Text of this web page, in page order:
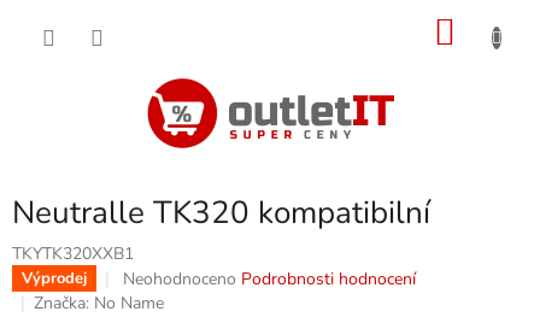
Neutralle TK320 kompatibilní
TKYTK320XXB1
Výprodej
Průměrné
hodnocení
Neohodnoceno Podrobnosti hodnocení
Značka: No Name